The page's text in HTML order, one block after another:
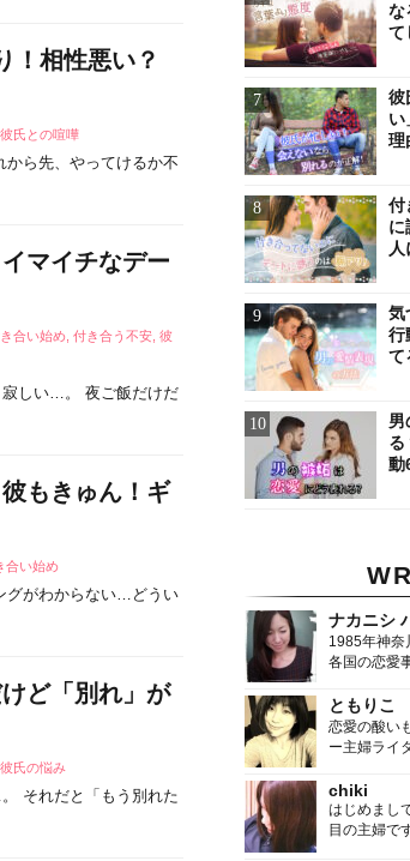
！相性悪い？
,彼氏との喧嘩
ら先、やってけるか不
マイチなデー
合い始め ,付き合う不安 ,彼
寂しい…。 夜ご飯だけだ
もきゅん！ギ
合い始め
グがわからない…どうい
ど「別れ」が
,彼氏の悩み
それだと「もう別れた
な
て
彼
い
理
付
に
気
行
て
男
る
動
ナカニシ
1985年神奈
各国の恋愛
ともりこ
恋愛の酸い
ー主婦ライ
chiki
はじめまし
目の主婦で